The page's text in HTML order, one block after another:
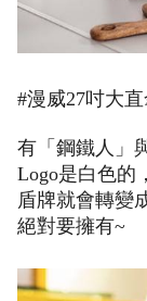
#漫威27吋大
有「鋼鐵人」
Logo是白色的
盾牌就會轉變
絕對要擁有~